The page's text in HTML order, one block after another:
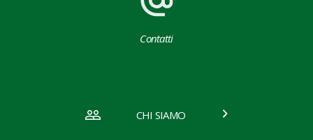
Contatti
CHI SIAMO